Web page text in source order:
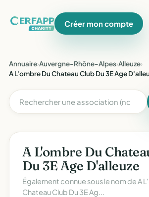
Créer mon compte
Annuaire›Auvergne-Rhône-Alpes›Alleuze›
A L'ombre Du Chateau Club Du 3E Age
A L'ombre Du
Du 3E Age D'alleuze
Également connue sous le nom deA
Chateau Club Du 3E Ag...